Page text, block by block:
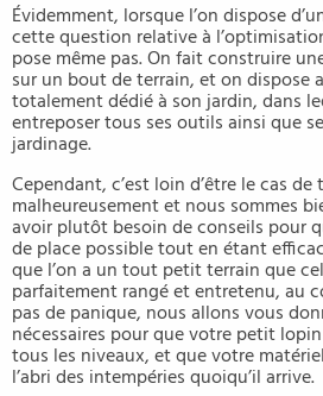
Évidemment, lorsque l’on dispose
cette question relative à
pose même pas. On fait construire
sur un bout de terrain, et on dispose
totalement dédié à son jardin, dans
entreposer tous ses outils ainsi que
jardinage.
Cependant, c’est loin d’être le cas
malheureusement et nous sommes
avoir plutôt besoin de conseils pour
de place possible tout en étant
que l’on a un tout petit terrain que
parfaitement rangé et entretenu, au
pas de panique, nous allons vous
nécessaires pour que votre petit
tous les niveaux, et que votre
l’abri des intempéries quoiqu’il arrive.